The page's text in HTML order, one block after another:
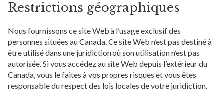
Restrictions géographiques
Nous fournissons ce site Web à l’usage exclusif des
personnes situées au Canada. Ce site Web n’est pas destiné à
être utilisé dans une juridiction où son utilisation n’est pas
autorisée. Si vous accédez au site Web depuis l’extérieur du
Canada, vous le faites à vos propres risques et vous êtes
responsable du respect des lois locales de votre juridiction.